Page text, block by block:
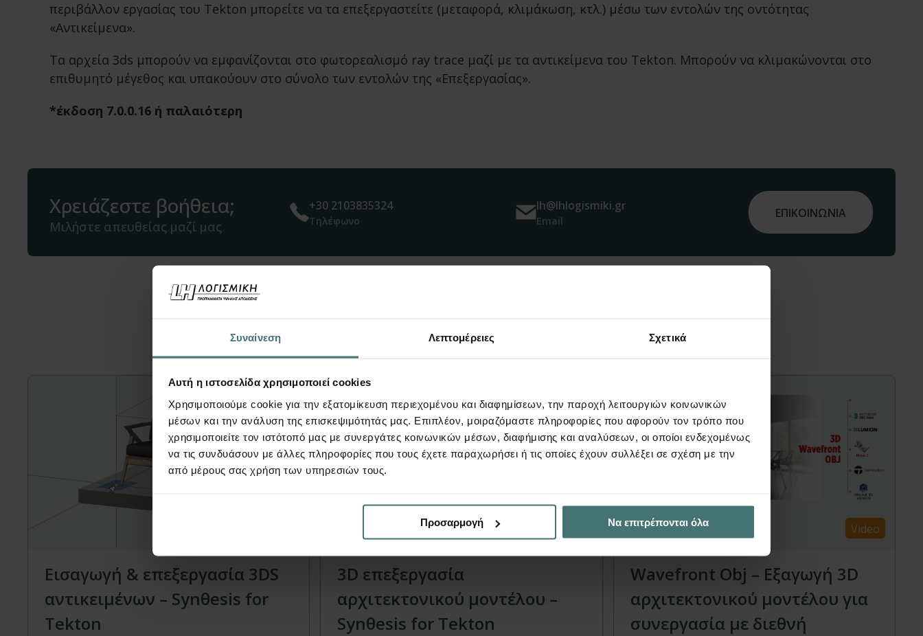
Συναίνεση Λεπτομέρειες Σχετικά
Αυτή η ιστοσελίδα χρησιμοποιεί cookies
Χρησιμοποιούμε cookie για την εξατομίκευση περιεχομένου και διαφημίσεων, την παροχή λειτουργιών κοινωνικών
μέσων και την ανάλυση της επισκεψιμότητάς μας. Επιπλέον, μοιραζόμαστε πληροφορίες που αφορούν τον τρόπο που
χρησιμοποιείτε τον ιστότοπό μας με συνεργάτες κοινωνικών μέσων, διαφήμισης και αναλύσεων, οι οποίοι ενδεχομένως
να τις συνδυάσουν με άλλες πληροφορίες που τους έχετε παραχωρήσει ή τις οποίες έχουν συλλέξει σε σχέση με την
από μέρους σας χρήση των υπηρεσιών τους.
Προσαρμογή Να επιτρέπονται όλα
περιβάλλον εργασίας του Tekton μπορείτε να τα επεξεργαστείτε (μεταφορά, κλιμάκωση, κτλ.) μέσω των εντολών της οντότητας
«Αντικείμενα».
Τα αρχεία 3ds μπορούν να εμφανίζονται στο φωτορεαλισμό ray trace μαζί με τα αντικείμενα του Tekton. Μπορούν να κλιμακώνονται στο
επιθυμητό μέγεθος και υπακούουν στο σύνολο των εντολών της «Επεξεργασίας».
*έκδοση 7.0.0.16 ή παλαιότερη
Χρειάζεστε βοήθεια;
Μιλήστε απευθείας μαζί μας
+30 2103835324
Τηλέφωνο
lh@lhlogismiki.gr
Email ΕΠΙΚΟΙΝΩΝΙΑ
Μπορεί επίσης να σας ενδιαφέρουν
Εισαγωγή & επεξεργασία 3DS
αντικειμένων – Synθesis for
Tekton
3D επεξεργασία
αρχιτεκτονικού μοντέλου –
Synθesis for Tekton
Video
Wavefront Obj – Εξαγωγή 3D
αρχιτεκτονικού μοντέλου για
συνεργασία με διεθνή